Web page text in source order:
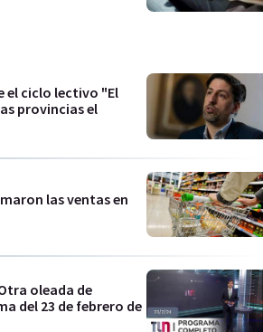
el ciclo lectivo "El
provincias el
las ventas en
oleada de
del 23 de febrero de